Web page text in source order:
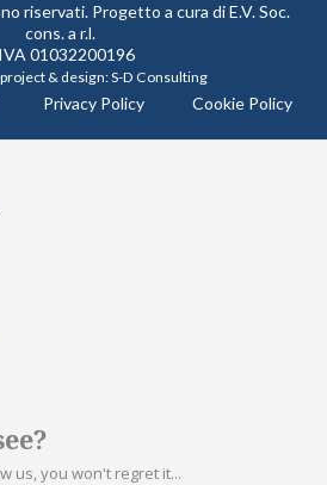
riservati. Progetto a cura diE.V. Soc.
cons. a r.l.
01032200196
& design:S-D Consulting
Privacy Policy Cookie Policy
us, you won't regret it...